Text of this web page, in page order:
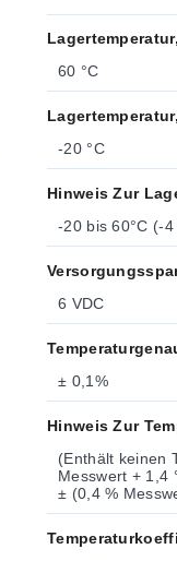
60 °C
-20 °C
Hinweis Zur
-20 bis 60°C (-
6 VDC
± 0,1%
Hinweis Zur
(Enthält keinen
Messwert + 1,4 °F)
± (0,4 %